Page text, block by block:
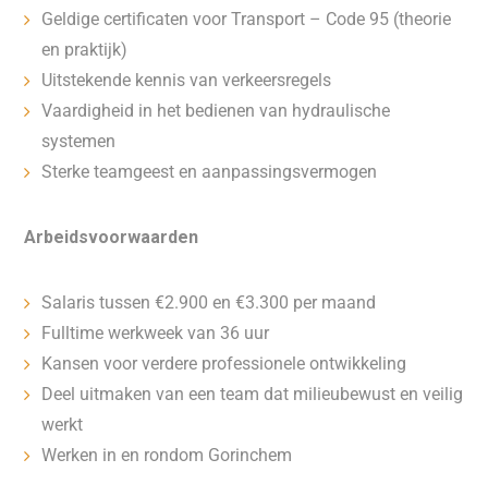
Geldige certificaten voor Transport – Code 95 (theorie
en praktijk)
Uitstekende kennis van verkeersregels
Vaardigheid in het bedienen van hydraulische
systemen
Sterke teamgeest en aanpassingsvermogen
Arbeidsvoorwaarden
Salaris tussen €2.900 en €3.300 per maand
Fulltime werkweek van 36 uur
Kansen voor verdere professionele ontwikkeling
Deel uitmaken van een team dat milieubewust en veilig
werkt
Werken in en rondom Gorinchem